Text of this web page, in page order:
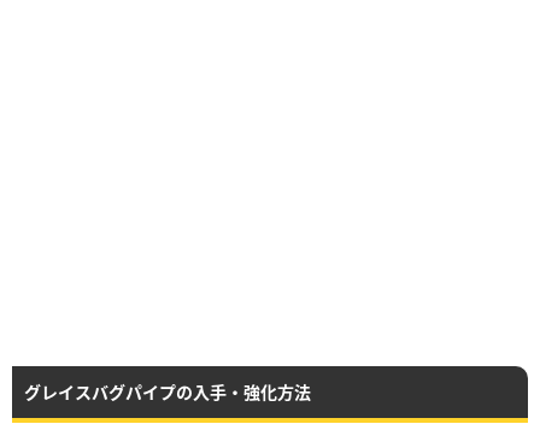
グレイスバグパイプの入手・強化方法